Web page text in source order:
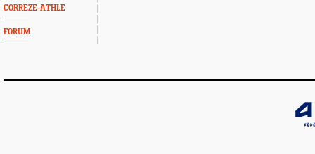
CORREZE-ATHLE
FORUM